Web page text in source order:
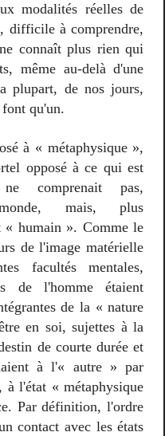
modalités réelles de
difficile à comprendre,
connaît plus rien qui
même au-delà d'une
plupart, de nos jours,
qu'un.
à « métaphysique »,
opposé à ce qui est
comprenait pas,
mais, plus
« humain ». Comme le
de l'image matérielle
facultés mentales,
de l'homme étaient
de la « nature
en soi, sujettes à la
de courte durée et
à l'« autre » par
l'état « métaphysique
Par définition, l'ordre
contact avec les états